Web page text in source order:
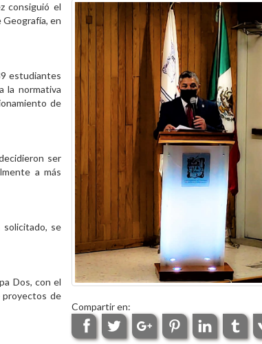
consiguió el
Geografía, en
estudiantes
la normativa
de
ser
a más
se
Dos, con el
proyectos de
Compartir en: